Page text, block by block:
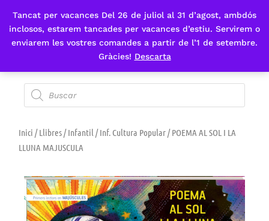
Tancat per vacances Del 26 de juliol al 31 d’agost, ambdós
inclosos, estarem tancades per vacances d’estiu. Servirem o
enviarem les vostres comandes a partir de l’1 de setembre.
Gràcies! Descarta
Fes-te'n sòcia
Inici /Llibres/Infantil /Inf. Cultura Popular/ POEMA AL SOL I LA
LLUNA MAJUSCULA